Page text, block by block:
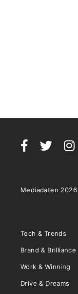
Mediadaten 2026
Tech & Trends
Brand & Brilliance
Work & Winning
Drive & Dreams